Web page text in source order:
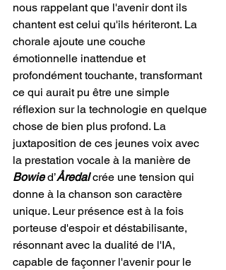
nous rappelant que l'avenir dont ils
chantent est celui qu'ils hériteront. La
chorale ajoute une couche
émotionnelle inattendue et
profondément touchante, transformant
ce qui aurait pu être une simple
réflexion sur la technologie en quelque
chose de bien plus profond. La
juxtaposition de ces jeunes voix avec
la prestation vocale à la manière de
Bowie d’Åredal crée une tension qui
donne à la chanson son caractère
unique. Leur présence est à la fois
porteuse d'espoir et déstabilisante,
résonnant avec la dualité de l'IA,
capable de façonner l'avenir pour le